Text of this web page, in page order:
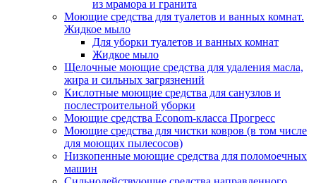
из мрамора и гранита
Моющие средства для туалетов и ванных комнат.
Жидкое мыло
Для уборки туалетов и ванных комнат
Жидкое мыло
Щелочные моющие средства для удаления масла,
жира и сильных загрязнений
Кислотные моющие средства для санузлов и
послестроительной уборки
Моющие средства Econom-класса Прогресс
Моющие средства для чистки ковров (в том числе
для моющих пылесосов)
Низкопенные моющие средства для поломоечных
машин